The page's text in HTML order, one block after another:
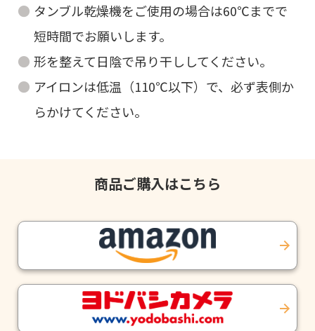
タンブル乾燥機をご使用の場合は60℃までで
短時間でお願いします。
形を整えて日陰で吊り干ししてください。
アイロンは低温（110℃以下）で、必ず表側か
らかけてください。
商品ご購入はこちら